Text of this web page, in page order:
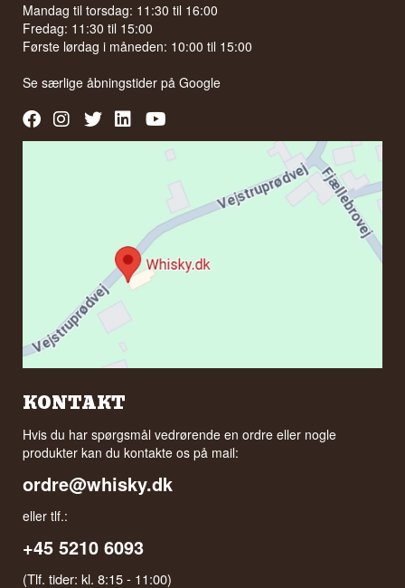
Mandag til torsdag: 11:30 til 16:00
Fredag: 11:30 til 15:00
Første lørdag i måneden: 10:00 til 15:00
Se særlige åbningstider påGoogle
KONTAKT
Hvis du har spørgsmål vedrørende en ordre eller nogle
produkter kan du kontakte os på mail:
ordre@whisky.dk
eller tlf.:
+45 5210 6093
(Tlf. tider: kl. 8:15 - 11:00)